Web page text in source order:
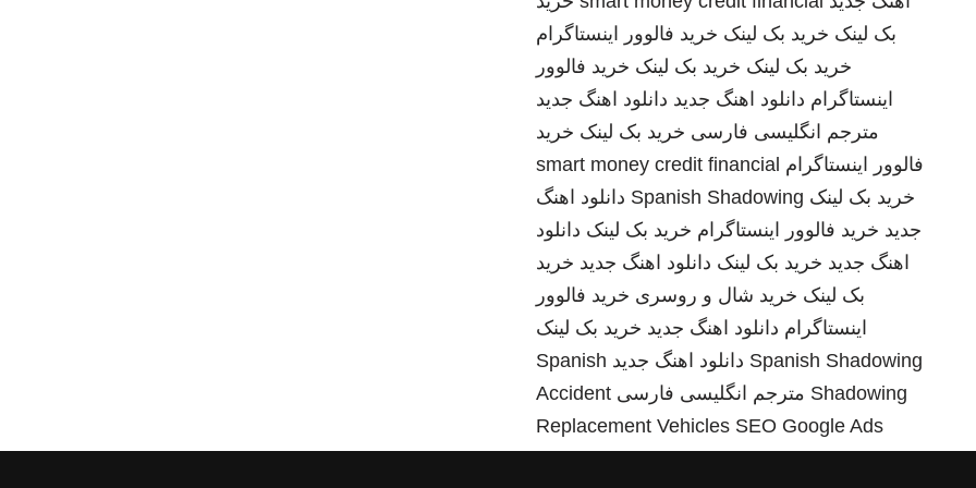
بک لینک خرید بک لینک خرید فالوور اینستاگرام
خرید بک لینک خرید بک لینک خرید فالوور
اینستاگرام دانلود اهنگ جدید دانلود اهنگ جدید
مترجم انگلیسی فارسی خرید بک لینک خرید
فالوور اینستاگرام smart money credit financial
خرید بک لینک Spanish Shadowing دانلود اهنگ
جدید خرید فالوور اینستاگرام خرید بک لینک دانلود
اهنگ جدید خرید بک لینک دانلود اهنگ جدید خرید
بک لینک خرید شال و روسری خرید فالوور
اینستاگرام دانلود اهنگ جدید خرید بک لینک
Spanish Shadowing دانلود اهنگ جدید Spanish
Shadowing مترجم انگلیسی فارسی Accident
Replacement Vehicles SEO Google Ads